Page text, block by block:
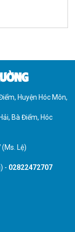
Huyện Hóc Môn,
Bà Điểm, Hóc
(Ms. Lệ)
- 02822472707